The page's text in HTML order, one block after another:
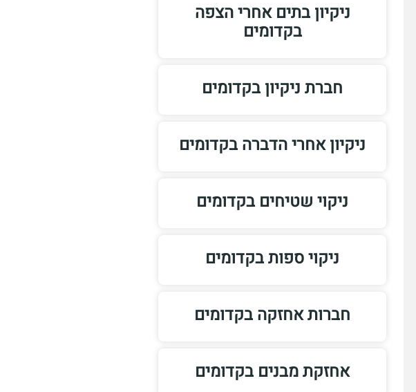
ניקיון בתים אחרי הצפה
בקדומים
חברת ניקיון בקדומים
ניקיון אחרי הדברה בקדומים
ניקוי שטיחים בקדומים
ניקוי ספות בקדומים
חברות אחזקה בקדומים
אחזקת מבנים בקדומים